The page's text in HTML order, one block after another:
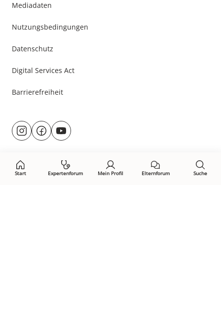
Start Expertenforum Mein Profil Elternforum Suche
Mediadaten
Nutzungsbedingungen
Datenschutz
Digital Services Act
Barrierefreiheit
Besuche
uns@rund.ums.baby
facebook.com/rundumsbaby.de
youtube.com/@rundumsbaby_